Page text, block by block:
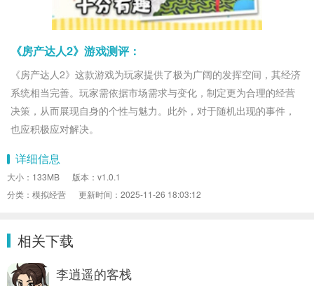
《房产达人2》游戏测评：
《房产达人2》这款游戏为玩家提供了极为广阔的发挥空间，其经济
系统相当完善。玩家需依据市场需求与变化，制定更为合理的经营
决策，从而展现自身的个性与魅力。此外，对于随机出现的事件，
也应积极应对解决。
详细信息
大小：133MB
版本：v1.0.1
分类：模拟经营
更新时间：2025-11-26 18:03:12
相关下载
李逍遥的客栈